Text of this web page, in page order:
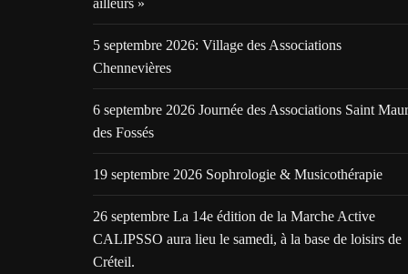
ailleurs »
5 septembre 2026: Village des Associations
Chennevières
6 septembre 2026 Journée des Associations Saint Maur
des Fossés
19 septembre 2026 Sophrologie & Musicothérapie
26 septembre La 14e édition de la Marche Active
CALIPSSO aura lieu le samedi, à la base de loisirs de
Créteil.